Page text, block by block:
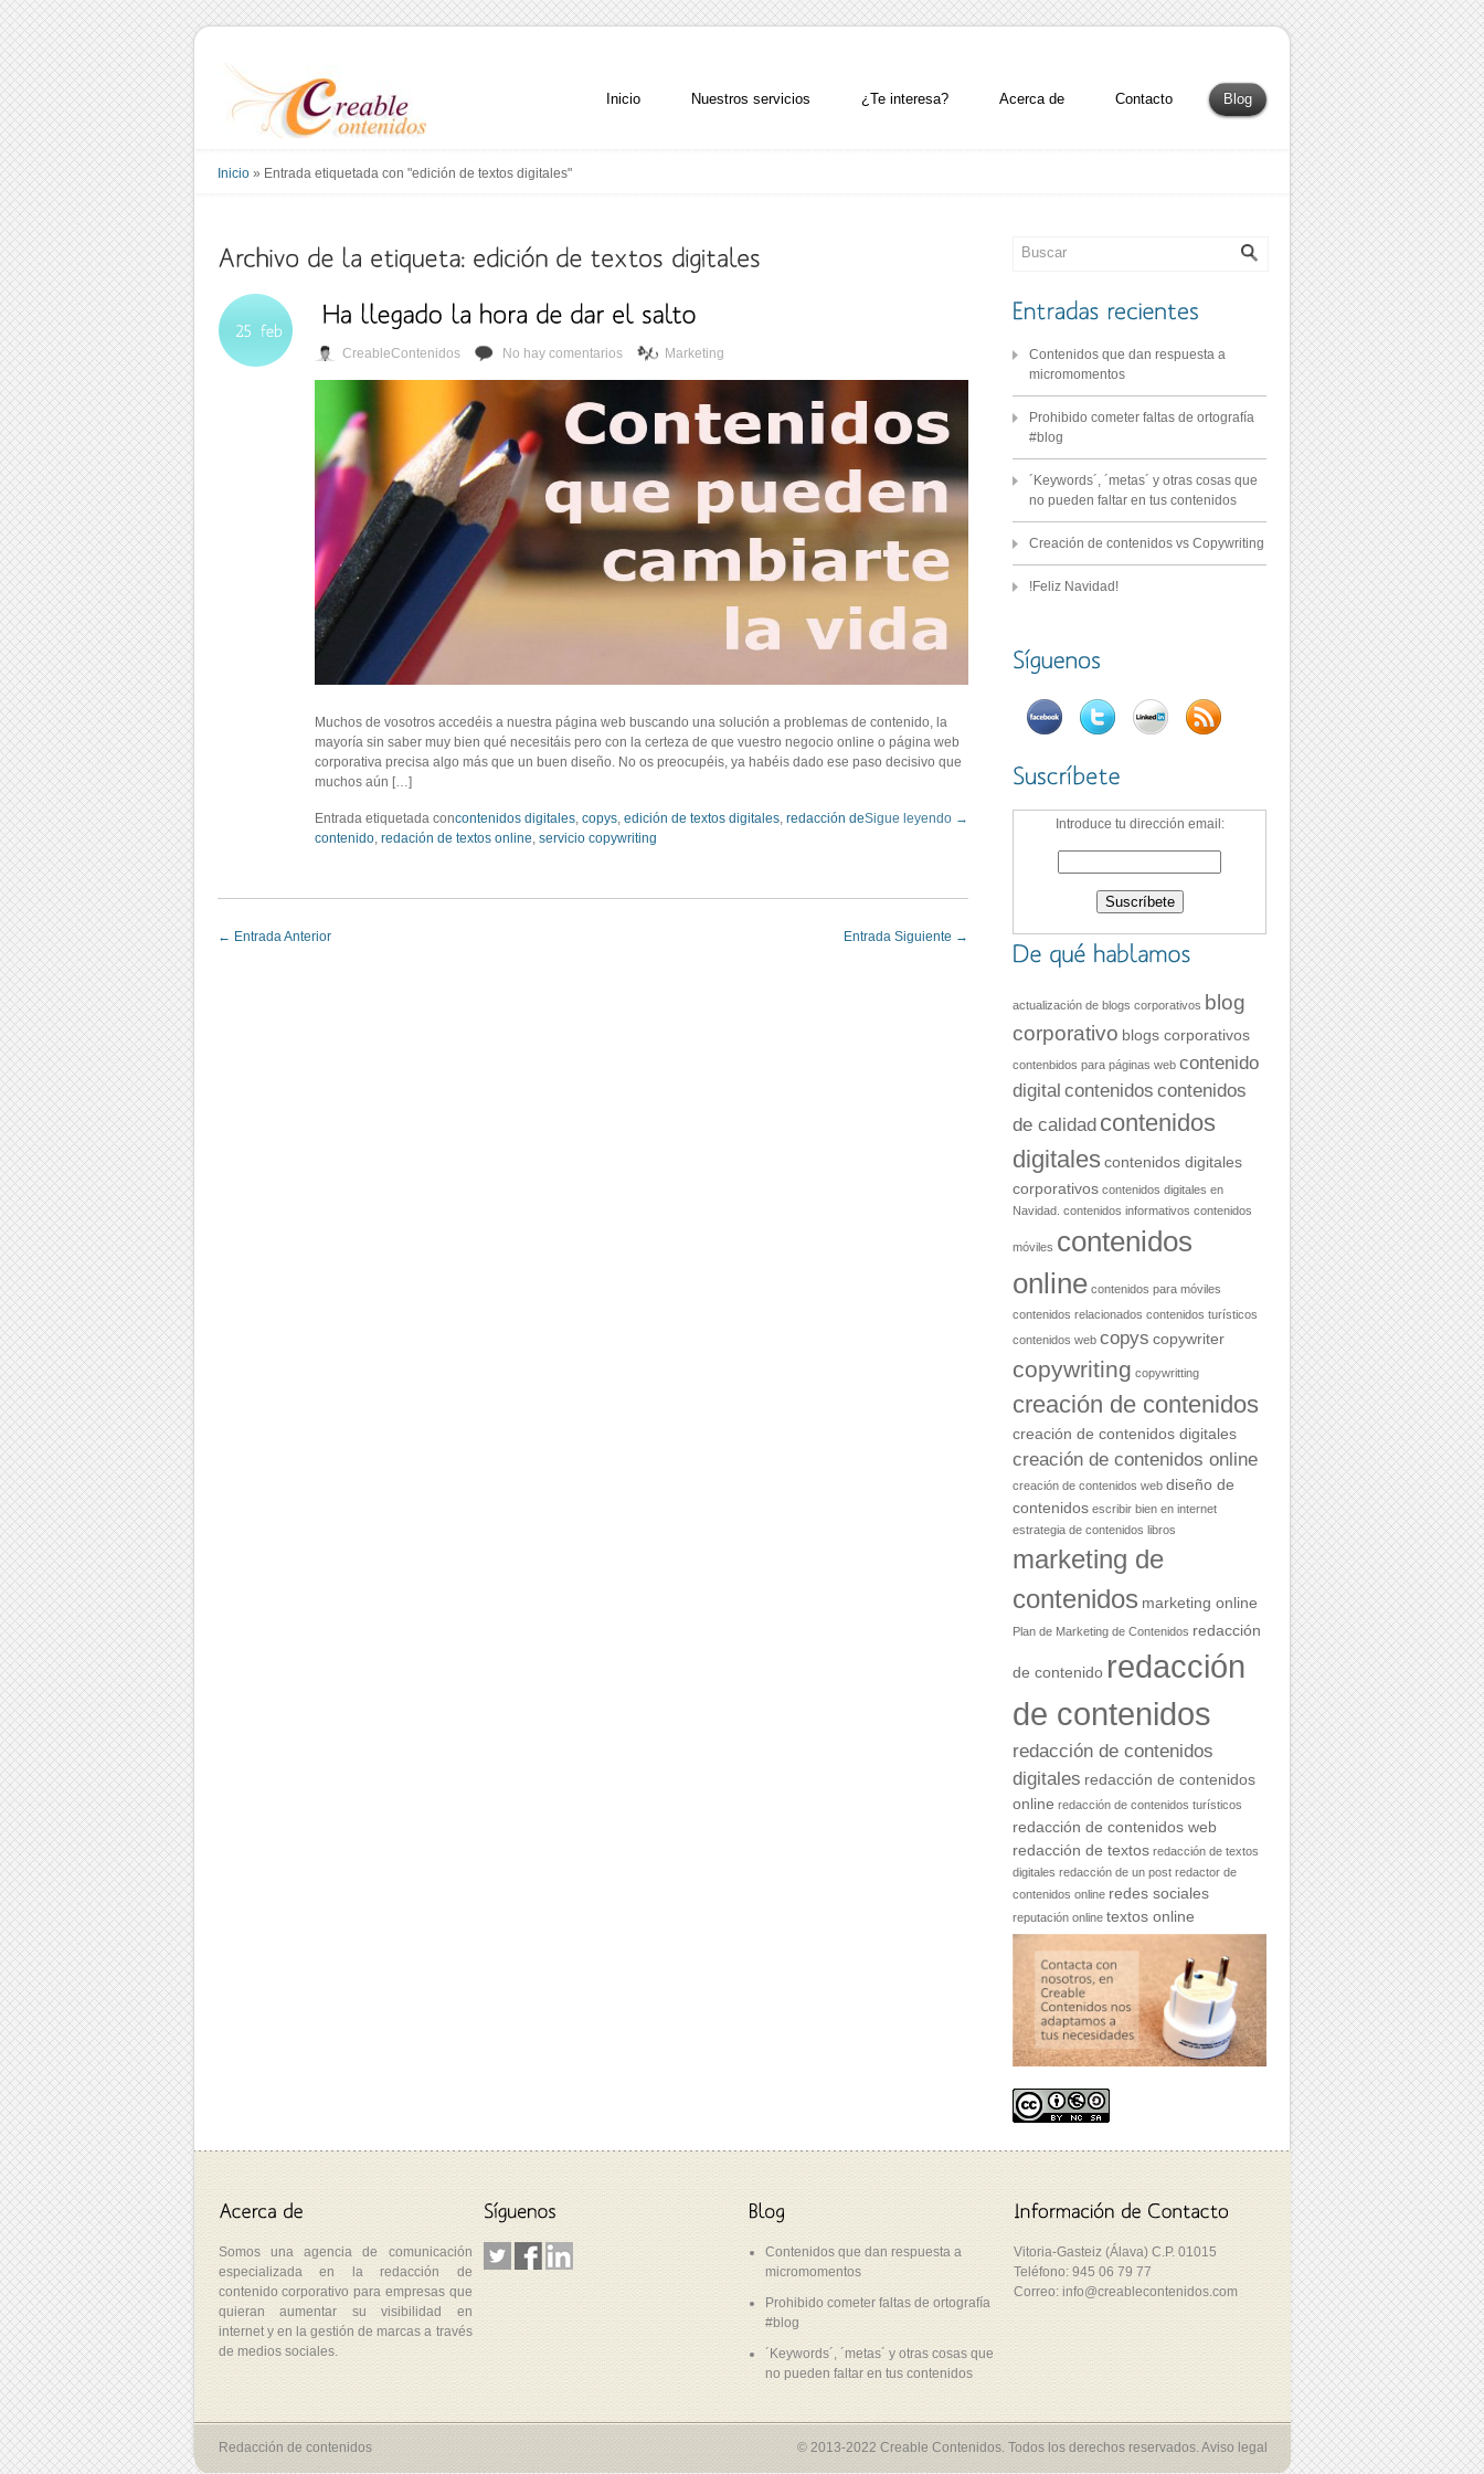
Inicio Nuestros servicios ¿Te interesa? Acerca de Contacto Blog
Inicio » Entrada etiquetada con "edición de textos digitales"
CreableContenidos No hay comentarios Marketing
Muchos de vosotros accedéis a nuestra página web buscando una solución a problemas de contenido, la
mayoría sin saber muy bien qué necesitáis pero con la certeza de que vuestro negocio online o página web
corporativa precisa algo más que un buen diseño. No os preocupéis, ya habéis dado ese paso decisivo que
muchos aún […]
Sigue leyendo →
Entrada etiquetada concontenidos digitales, copys, edición de textos digitales, redacción de
contenido, redación de textos online, servicio copywriting
← Entrada Anterior Entrada Siguiente →
Contenidos que dan respuesta a
micromomentos
Prohibido cometer faltas de ortografía
#blog
´Keywords´, ´metas´ y otras cosas que
no pueden faltar en tus contenidos
Creación de contenidos vs Copywriting
!Feliz Navidad!
Introduce tu dirección email:
actualización de blogs corporativos blog
corporativo blogs corporativos
contenbidos para páginas web contenido
digital contenidos contenidos
de calidad contenidos
digitalescontenidos digitales
corporativos contenidos digitales en
Navidad. contenidos informativos contenidos
móviles contenidos
online contenidos para móviles
contenidos relacionados contenidos turísticos
contenidos web copys copywriter
copywriting copywritting
creación de contenidos
creación de contenidos digitales
creación de contenidos online
creación de contenidos web diseño de
contenidos escribir bien en internet
estrategia de contenidos libros
marketing de
contenidos marketing online
Plan de Marketing de Contenidos redacción
de contenido redacción
de contenidos
redacción de contenidos
digitales redacción de contenidos
online redacción de contenidos turísticos
redacción de contenidos web
redacción de textos redacción de textos
digitales redacción de un post redactor de
contenidos online redes sociales
reputación online textos online
Somos una agencia de comunicación
especializada en la redacción de
contenido corporativo para empresas que
quieran aumentar su visibilidad en
internet y en la gestión de marcas a través
de medios sociales.
Contenidos que dan respuesta a
micromomentos
Prohibido cometer faltas de ortografía
#blog
´Keywords´, ´metas´ y otras cosas que
no pueden faltar en tus contenidos
Vitoria-Gasteiz (Álava) C.P. 01015
Teléfono: 945 06 79 77
Correo: info@creablecontenidos.com
Redacción de contenidos © 2013-2022 Creable Contenidos. Todos los derechos reservados.Aviso legal